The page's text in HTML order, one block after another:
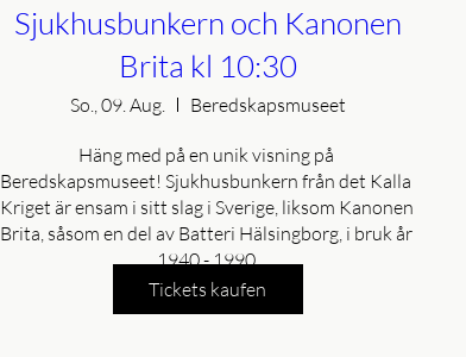
Sjukhusbunkern och Kanonen
Brita kl 10:30
So., 09. Aug. Beredskapsmuseet
Häng med på en unik visning på
Beredskapsmuseet! Sjukhusbunkern från det Kalla
Kriget är ensam i sitt slag i Sverige, liksom Kanonen
Brita, såsom en del av Batteri Hälsingborg, i bruk år
1940 - 1990.
Tickets kaufen